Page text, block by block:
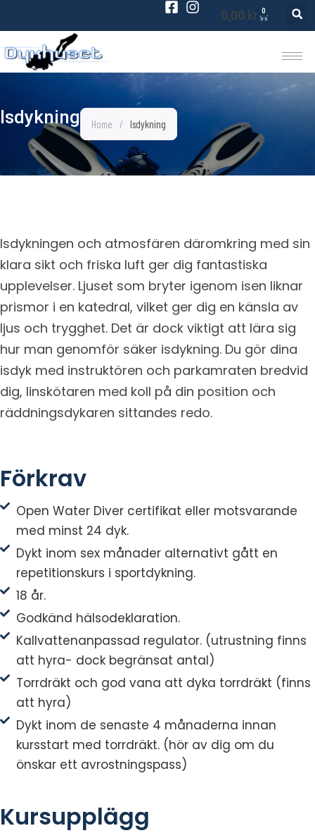
0,00 kr 0
Isdykning Home / Isdykning
Isdykningen och atmosfären däromkring med sin
klara sikt och friska luft ger dig fantastiska
upplevelser. Ljuset som bryter igenom isen liknar
prismor i en katedral, vilket ger dig en känsla av
ljus och trygghet. Det är dock viktigt att lära sig
hur man genomför säker isdykning. Du gör dina
isdyk med instruktören och parkamraten bredvid
dig, linskötaren med koll på din position och
räddningsdykaren sittandes redo.
Förkrav
Open Water Diver certifikat eller motsvarande
med minst 24 dyk.
Dykt inom sex månader alternativt gått en
repetitionskurs i sportdykning.
18 år.
Godkänd hälsodeklaration.
Kallvattenanpassad regulator. (utrustning finns
att hyra- dock begränsat antal)
Torrdräkt och god vana att dyka torrdräkt (finns
att hyra)
Dykt inom de senaste 4 månaderna innan
kursstart med torrdräkt. (hör av dig om du
önskar ett avrostningspass)
Kursupplägg